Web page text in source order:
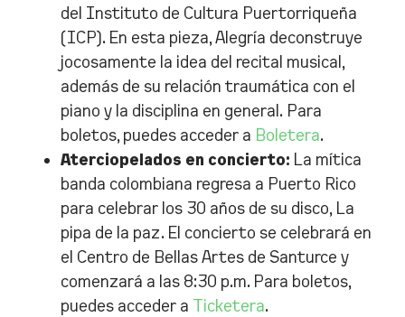
del Instituto de Cultura Puertorriqueña
(ICP). En esta pieza, Alegría deconstruye
jocosamente la idea del recital musical,
además de su relación traumática con el
piano y la disciplina en general. Para
boletos, puedes acceder a Boletera.
Aterciopelados en concierto:La mítica
banda colombiana regresa a Puerto Rico
para celebrar los 30 años de su disco, La
pipa de la paz. El concierto se celebrará en
el Centro de Bellas Artes de Santurce y
comenzará a las 8:30 p.m. Para boletos,
puedes acceder a Ticketera.